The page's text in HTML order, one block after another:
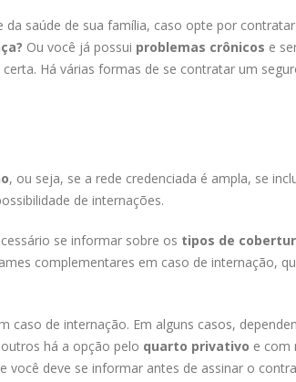
da saúde de sua família, caso opte por
Ou você já possui problemas crônicos e
Há várias formas de se contratar um
, ou seja, se a rede credenciada é ampla, se
de internações.
se informar sobre os tipos de
complementares em caso de internação,
caso de internação. Em alguns casos,
há a opção pelo quarto privativo e com
deve se informar antes de assinar o